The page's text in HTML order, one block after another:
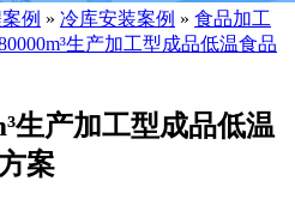
例 » 冷库安装案例 » 食品加工
生产加工型成品低温食品
生产加工型成品低温
案